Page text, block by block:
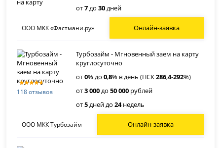
от7до30дней
ООО МКК «Фастмани.ру» Онлайн-заявка
118 отзывов
Турбозайм - Мгновенный заем на карту
круглосуточно
от0% до0,8% в день (ПСК286,4-292%)
от3 000до50 000 рублей
от5дней до24недель
ООО МКК Турбозайм Онлайн-заявка